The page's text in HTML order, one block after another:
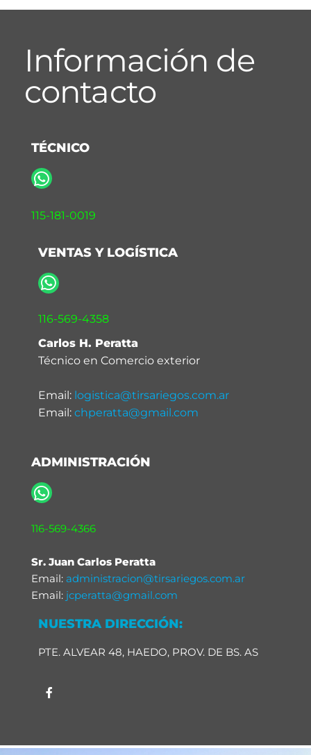
Información de
contacto
TÉCNICO
115-181-0019
VENTAS Y LOGÍSTICA
116-569-4358
Carlos H. Peratta
Técnico en Comercio exterior
Email: logistica@tirsariegos.com.ar
Email: chperatta@gmail.com
ADMINISTRACIÓN
116-569-4366
Sr. Juan Carlos Peratta
Email: administracion@tirsariegos.com.ar
Email: jcperatta@gmail.com
NUESTRA DIRECCIÓN:
PTE. ALVEAR 48, HAEDO, PROV. DE BS. AS